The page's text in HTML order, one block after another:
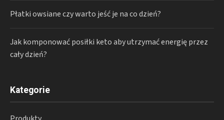
Płatki owsiane czy warto jeść je na co dzień?
Jak komponować posiłki keto aby utrzymać energię przez
cały dzień?
Kategorie